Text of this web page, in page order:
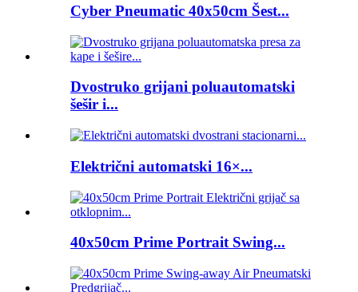
Cyber ​​Pneumatic 40x50cm Šest...
Dvostruko grijani poluautomatski
šešir i...
Električni automatski 16×...
40x50cm Prime Portrait Swing...